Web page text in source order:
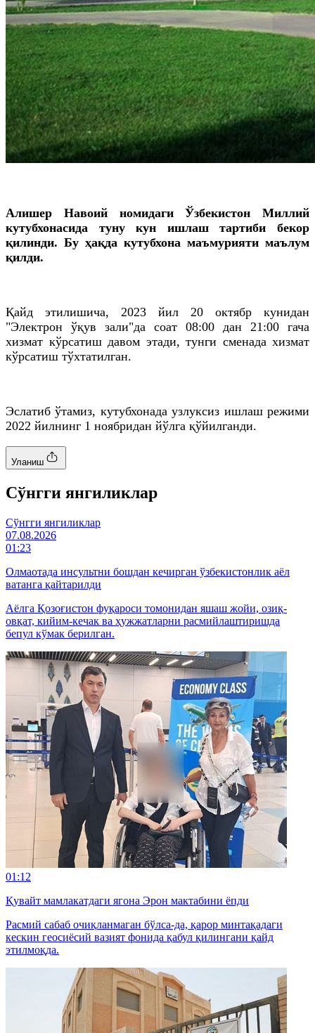
Алишер Навоий номидаги Ўзбекистон Миллий
кутубхонасида туну кун ишлаш тартиби бекор
қилинди. Бу ҳақда кутубхона маъмурияти маълум
қилди.
Қайд этилишича, 2023 йил 20 октябр кунидан
"Электрон ўқув зали"да соат 08:00 дан 21:00 гача
хизмат кўрсатиш давом этади, тунги сменада хизмат
кўрсатиш тўхтатилган.
Эслатиб ўтамиз, кутубхонада узлуксиз ишлаш режими
2022 йилнинг 1 ноябридан йўлга қўйилганди.
Уланиш
Cўнгги янгиликлар
Cўнгги янгиликлар
07.08.2026
01:23
Олмаотада инсультни бошдан кечирган ўзбекистонлик аёл
ватанга қайтарилди
Аёлга Қозоғистон фуқароси томонидан яшаш жойи, озиқ-
овқат, кийим-кечак ва ҳужжатларни расмийлаштиришда
бепул кўмак берилган.
01:12
Қувайт мамлакатдаги ягона Эрон мактабини ёпди
Расмий сабаб очиқланмаган бўлса-да, қарор минтақадаги
кескин геосиёсий вазият фонида қабул қилингани қайд
этилмоқда.